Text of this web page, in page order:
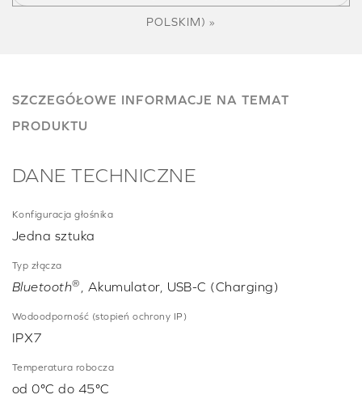
POLSKIM) »
SZCZEGÓŁOWE INFORMACJE NA TEMAT
PRODUKTU
DANE TECHNICZNE
Konfiguracja głośnika
Jedna sztuka
Typ złącza
Bluetooth® , Akumulator, USB-C (Charging)
Wodoodporność (stopień ochrony IP)
IPX7
Temperatura robocza
od 0°C do 45°C